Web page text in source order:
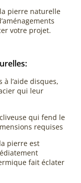
pierre naturelle
votre projet.
l’aide disques,
qui leur
qui fend le
requises
pierre est
fait éclater